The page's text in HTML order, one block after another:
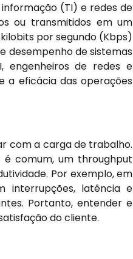
(TI) e redes de
ou transmitidos em um
por segundo (Kbps)
desempenho de sistemas
engenheiros de redes e
a eficácia das operações
com a carga de trabalho.
comum, um throughput
Por exemplo, em
interrupções, latência e
Portanto, entender e
do cliente.